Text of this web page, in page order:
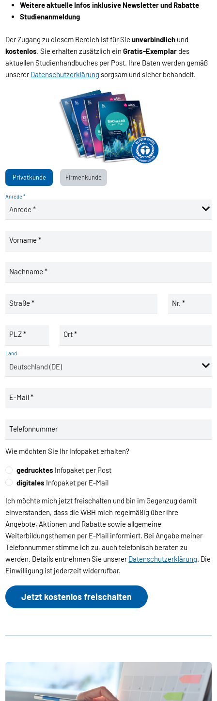
Weitere aktuelle Infos inklusive Newsletter und Rabatte
Studienanmeldung
Der Zugang zu diesem Bereich ist für Sieunverbindlich und
kostenlos. Sie erhalten zusätzlich einGratis-Exemplar des
aktuellen Studienhandbuches per Post. Ihre Daten werden gemäß
unsererDatenschutzerklärung sorgsam und sicher behandelt.
Privatkunde Firmenkunde
Anrede *
Vorname *
Nachname *
Straße * Nr. *
PLZ * Ort *
Land
E-Mail *
Telefonnummer
Wie möchten Sie Ihr Infopaket erhalten?
gedrucktes Infopaket per Post
digitales Infopaket per E-Mail
Ich möchte mich jetzt freischalten und bin im Gegenzug damit
einverstanden, dass die WBH mich regelmäßig über ihre
Angebote, Aktionen und Rabatte sowie allgemeine
Weiterbildungsthemen per E-Mail informiert. Bei Angabe meiner
Telefonnummer stimme ich zu, auch telefonisch beraten zu
werden. Details entnehmen Sie unsererDatenschutzerklärung. Die
Einwilligung ist jederzeit widerrufbar.
Jetzt kostenlos freischalten